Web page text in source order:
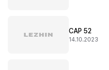
CAP 52
14.10.2023